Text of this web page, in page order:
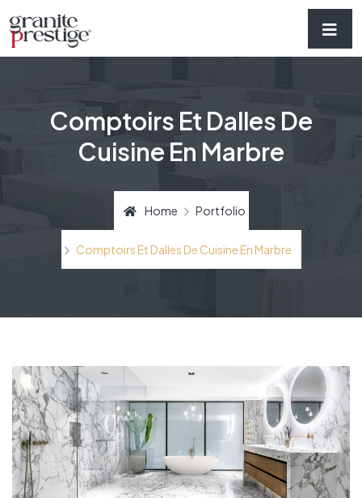
Comptoirs Et Dalles De
Cuisine En Marbre
Home Portfolio
Comptoirs Et Dalles De Cuisine En Marbre